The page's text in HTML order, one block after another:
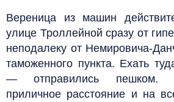
Вереница из машин
улице Троллейной сразу от
неподалеку от Немировича-
таможенного пункта. Ехать
— отправились пешком.
приличное расстояние и на